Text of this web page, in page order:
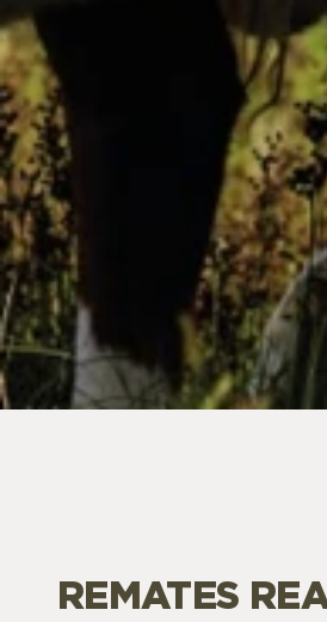
REMATES